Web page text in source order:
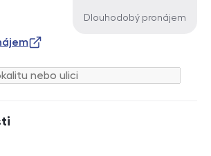
Dlouhodobý pronájem